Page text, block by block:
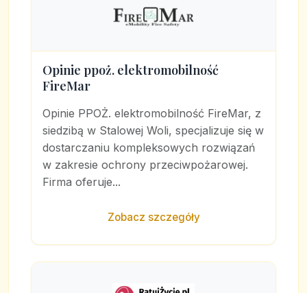
Opinie ppoż. elektromobilność
FireMar
Opinie PPOŻ. elektromobilność FireMar, z
siedzibą w Stalowej Woli, specjalizuje się w
dostarczaniu kompleksowych rozwiązań
w zakresie ochrony przeciwpożarowej.
Firma oferuje...
Zobacz szczegóły